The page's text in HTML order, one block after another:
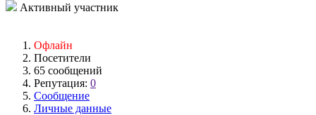
Активный участник
Офлайн
Посетители
65 сообщений
Репутация: 0
Сообщение
Личные данные